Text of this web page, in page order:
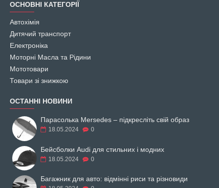
ОСНОВНІ КАТЕГОРІЇ
Автохімія
Дитячий транспорт
Електроніка
Моторні Масла та Рідини
Мототовари
Товари зі знижкою
ОСТАННІ НОВИНИ
Парасолька Mersedes – підкресліть свій образ
18.05.2024 0
Бейсболки Audi для стильних і модних
18.05.2024 0
Багажник для авто: відмінні риси та різновиди